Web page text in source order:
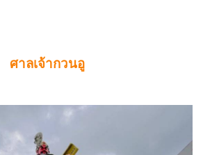
ศาลเจ้ากวนอู